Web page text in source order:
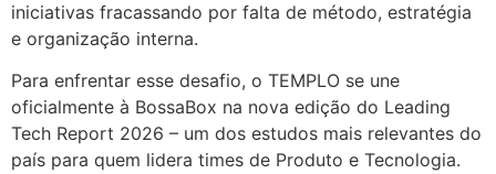
iniciativas fracassando por falta de método, estratégia
e organização interna.
Para enfrentar esse desafio, o TEMPLO se une
oficialmente à BossaBox na nova edição do Leading
Tech Report 2026 – um dos estudos mais relevantes do
país para quem lidera times de Produto e Tecnologia.